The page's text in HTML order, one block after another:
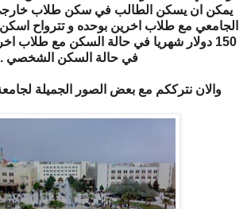
يمكن ان يسكن الطالب في سكن طلاب
150 دولار شهريا في حالة السكن مع طلاب
في حالة السكن الشخصي .
والان نترككم مع بعض الصور الجميلة